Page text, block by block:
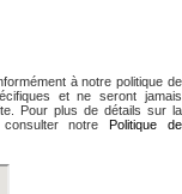
à notre politique de
et ne seront jamais
Pour plus de détails sur la
consulter notrePolitique de